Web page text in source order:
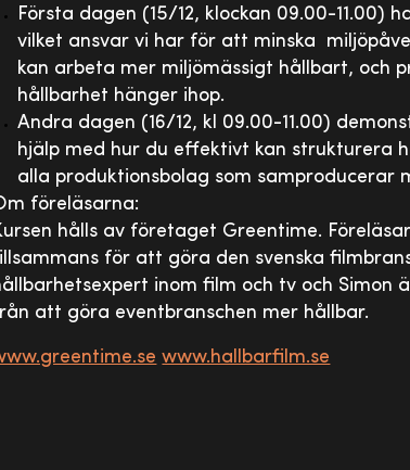
Första dagen (15/12, klockan 09.00-11.00)
vilket ansvar vi har för att minska
kan arbeta mer miljömässigt hållbart, och
hållbarhet hänger ihop.
Andra dagen (16/12, kl 09.00-11.00)
hjälp med hur du effektivt kan strukturera
alla produktionsbolag som samproducerar
föreläsarna:
hålls av företaget Greentime.
för att göra den svenska
inom film och tv och
att göra eventbranschen mer hållbar.
www.hallbarfilm.se